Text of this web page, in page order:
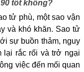
tốt không?
tử phù, một sao vận
và khó khăn. Sao tử
sự buồn thảm, nguy
lại rắc rối và trở ngại
việc đến mối quan